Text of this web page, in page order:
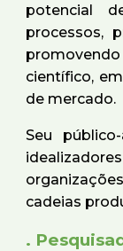
potencial
processos,
científico,
de mercado.
Seu
cadeias
.